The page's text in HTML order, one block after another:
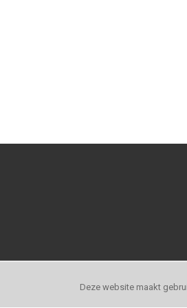
Deze website maakt